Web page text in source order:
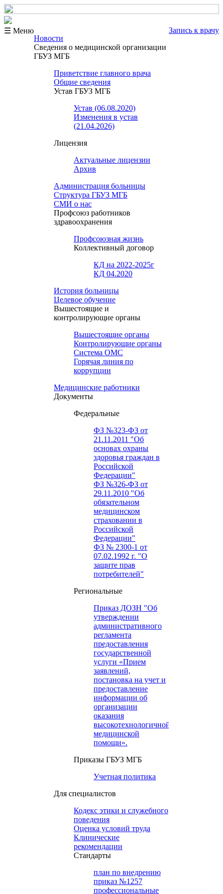
☰ Меню
Запись к врачу
Новости
Сведения о медицинской организации
ГБУЗ МГБ
Приветствие главного врача
Общие сведения
Устав ГБУЗ МГБ
Устав (06.08.2020)
Изменения в устав
(21.04.2026)
Лицензия
Актуальные лицензии
Архив
Администрация больницы
Структура ГБУЗ МГБ
СМИ о нас
Профсоюз работников
здравоохранения
Профсоюзная жизнь
Коллективный договор
КД на 2022-2025г
КД 04.2020
История больницы
Целевое обучение
Вышестоящие и
контролирующие органы
Вышестоящие органы
Контролирующие органы
Система ОМС
Горячая линия по
коррупции
Медицинские работники
Документы
Федеральные
ФЗ №323-ФЗ от
21.11.2011 "Об
основах охраны
здоровья граждан в
Российской
Федерации"
ФЗ №326-ФЗ от
29.11.2010 "Об
обязательном
медицинском
страховании в
Российской
Федерации"
ФЗ № 2300-1 от
07.02.1992 г. "О
защите прав
потребителей"
Региональные
Приказ ДОЗН "Об
утверждении
административного
регламента
предоставления
государственной
услуги «Прием
заявлений,
постановка на учет и
предоставление
информации об
организации
оказания
высокотехнологичной
медицинской
помощи».
Приказы ГБУЗ МГБ
Учетная политика
Для специалистов
Кодекс этики и служебного
поведения
Оценка условий труда
Клинические
рекомендации
Cтандарты
план по внедрению
приказ №1257
профессиональные